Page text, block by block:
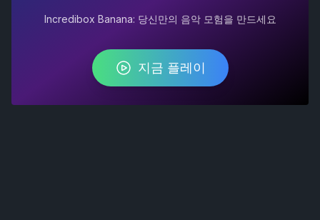
Incredibox Banana: 당신만의 음악 모험을 만드세요
지금 플레이